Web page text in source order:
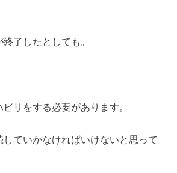
了したとしても。
リをする必要があります。
していかなければいけないと思って